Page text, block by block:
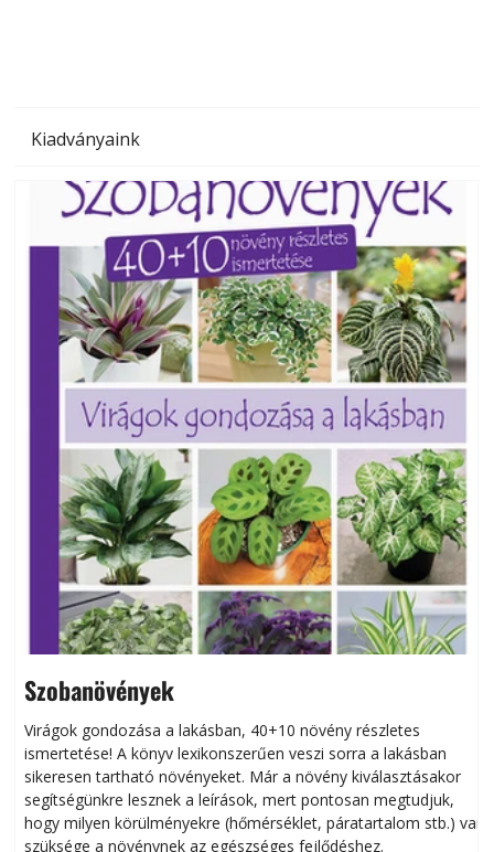
Kiadványaink
Szobanövények
Virágok gondozása a lakásban, 40+10 növény részletes
ismertetése! A könyv lexikonszerűen veszi sorra a lakásban
sikeresen tart­ha­tó növényeket. Már a növény kiválasztásakor
segítségünkre lesznek a leírások, mert pontosan megtudjuk,
hogy milyen körülményekre (hőmérséklet, páratartalom stb.) van
szüksége a növénynek az egészséges fejlődéshez.